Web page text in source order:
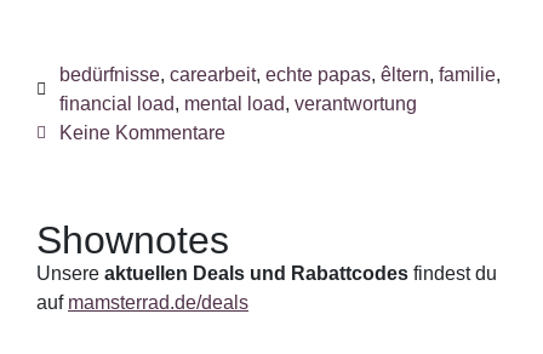
bedürfnisse, carearbeit, echte papas, êltern, familie,
financial load, mental load, verantwortung
Keine Kommentare
Shownotes
Unsere aktuellen Deals und Rabattcodes findest du
auf mamsterrad.de/deals